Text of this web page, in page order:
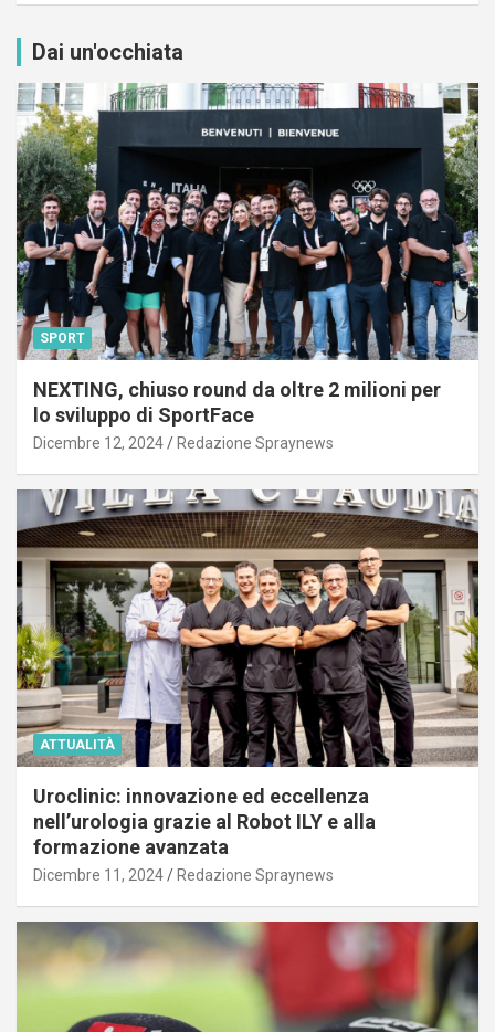
Dai un'occhiata
SPORT
NEXTING, chiuso round da oltre 2 milioni per
lo sviluppo di SportFace
Dicembre 12, 2024 Redazione Spraynews
ATTUALITÀ
Uroclinic: innovazione ed eccellenza
nell’urologia grazie al Robot ILY e alla
formazione avanzata
Dicembre 11, 2024 Redazione Spraynews